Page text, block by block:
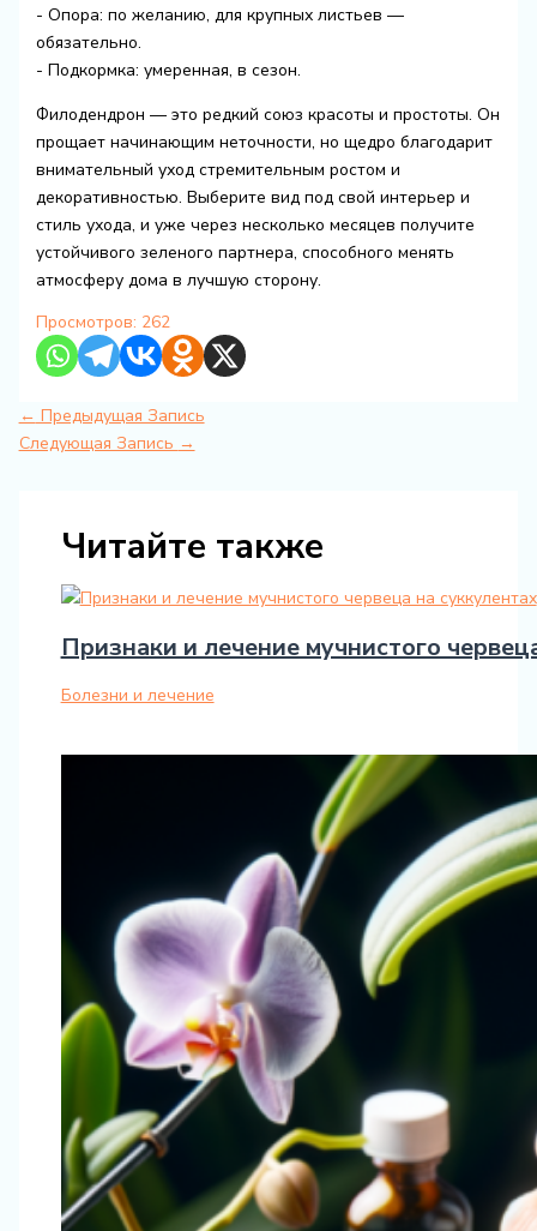
- Опора: по желанию, для крупных листьев —
обязательно.
- Подкормка: умеренная, в сезон.
Филодендрон — это редкий союз красоты и простоты. Он
прощает начинающим неточности, но щедро благодарит
внимательный уход стремительным ростом и
декоративностью. Выберите вид под свой интерьер и
стиль ухода, и уже через несколько месяцев получите
устойчивого зеленого партнера, способного менять
атмосферу дома в лучшую сторону.
Просмотров: 262
← Предыдущая Запись
Следующая Запись →
Читайте также
Признаки и лечение мучнистого
Болезни и лечение